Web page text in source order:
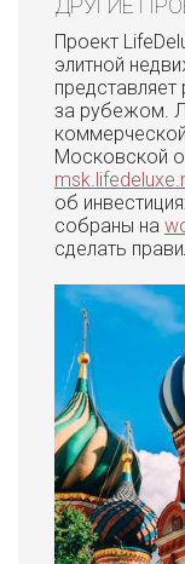
ДРУГИЕ
Проект
элитной
за рубежом.
Московской
об
собраны на
сделать